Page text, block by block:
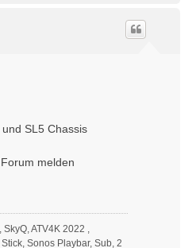
SL5 Chassis
melden
ATV4K 2022 ,
Sonos Playbar, Sub, 2